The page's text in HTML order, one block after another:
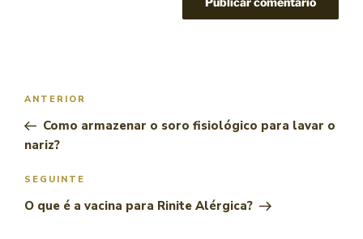
ANTERIOR
Como armazenar o soro fisiológico para lavar o
nariz?
SEGUINTE
O que é a vacina para Rinite Alérgica?